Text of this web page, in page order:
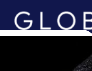
ลอกเอาเงินจาก